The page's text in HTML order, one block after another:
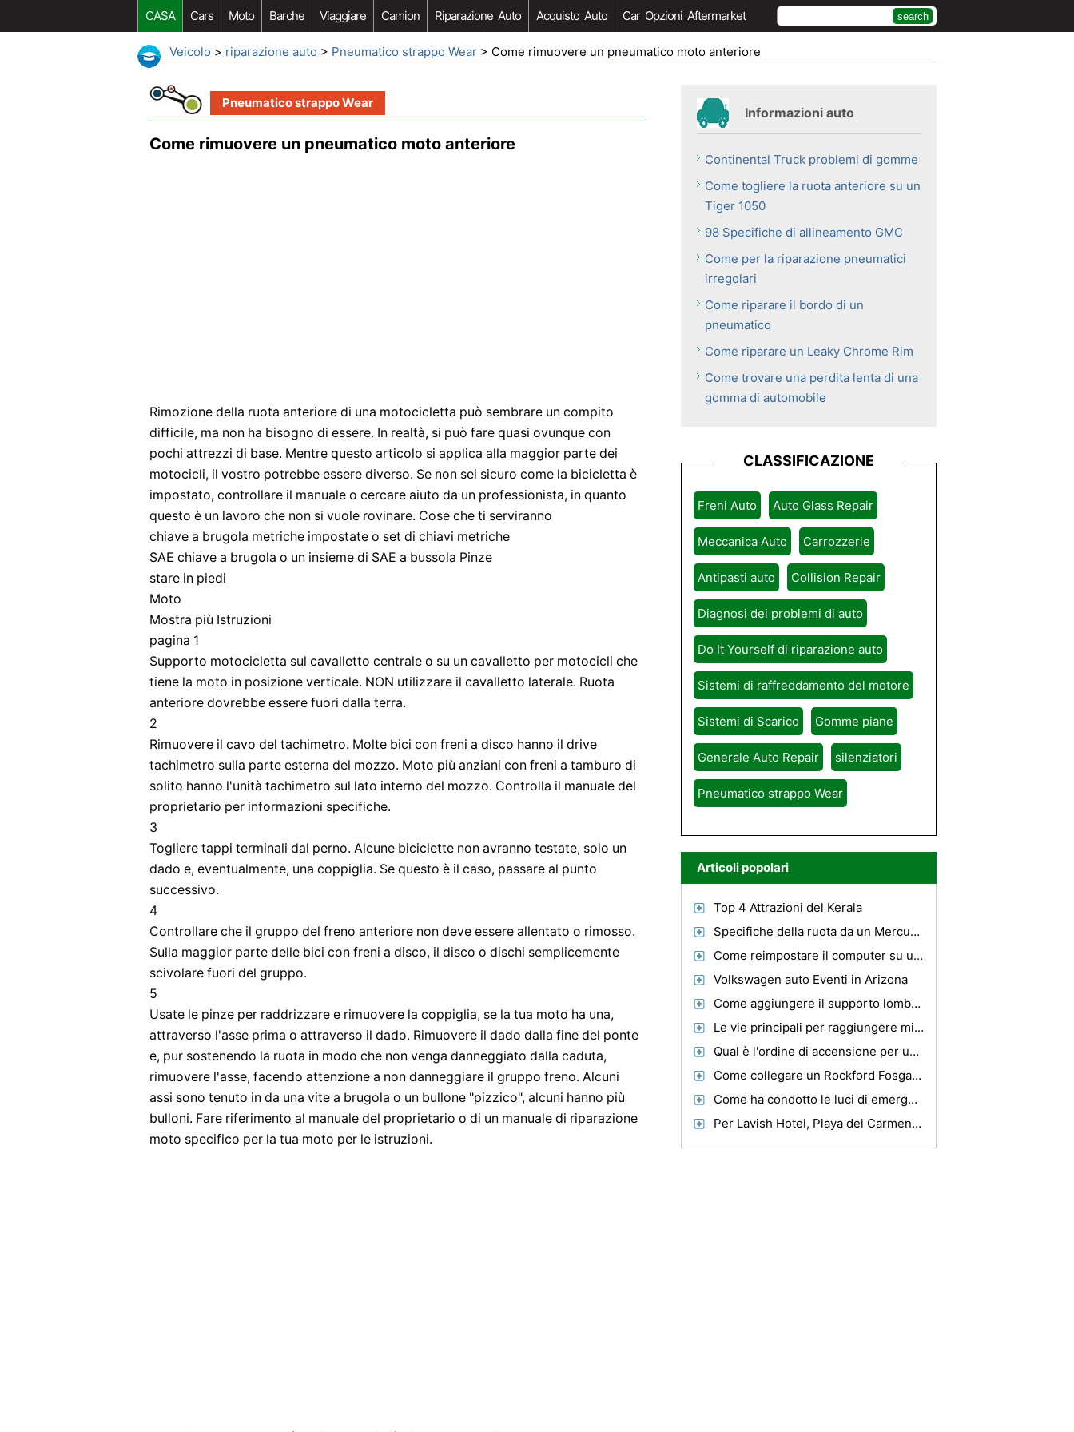
CASA Cars Moto Barche Viaggiare Camion Riparazione Auto Acquisto Auto Car Opzioni Aftermarket
Veicolo > riparazione auto > Pneumatico strappo Wear > Come rimuovere un pneumatico moto anteriore
Pneumatico strappo Wear
Come rimuovere un pneumatico moto anteriore
Rimozione della ruota anteriore di una motocicletta può sembrare un compito
difficile, ma non ha bisogno di essere. In realtà, si può fare quasi ovunque con
pochi attrezzi di base. Mentre questo articolo si applica alla maggior parte dei
motocicli, il vostro potrebbe essere diverso. Se non sei sicuro come la bicicletta è
impostato, controllare il manuale o cercare aiuto da un professionista, in quanto
questo è un lavoro che non si vuole rovinare. Cose che ti serviranno
chiave a brugola metriche impostate o set di chiavi metriche
SAE chiave a brugola o un insieme di SAE a bussola Pinze
stare in piedi
Moto
Mostra più Istruzioni
pagina 1
Supporto motocicletta sul cavalletto centrale o su un cavalletto per motocicli che
tiene la moto in posizione verticale. NON utilizzare il cavalletto laterale. Ruota
anteriore dovrebbe essere fuori dalla terra.
2
Rimuovere il cavo del tachimetro. Molte bici con freni a disco hanno il drive
tachimetro sulla parte esterna del mozzo. Moto più anziani con freni a tamburo di
solito hanno l'unità tachimetro sul lato interno del mozzo. Controlla il manuale del
proprietario per informazioni specifiche.
3
Togliere tappi terminali dal perno. Alcune biciclette non avranno testate, solo un
dado e, eventualmente, una coppiglia. Se questo è il caso, passare al punto
successivo.
4
Controllare che il gruppo del freno anteriore non deve essere allentato o rimosso.
Sulla maggior parte delle bici con freni a disco, il disco o dischi semplicemente
scivolare fuori del gruppo.
5
Usate le pinze per raddrizzare e rimuovere la coppiglia, se la tua moto ha una,
attraverso l'asse prima o attraverso il dado. Rimuovere il dado dalla fine del ponte
e, pur sostenendo la ruota in modo che non venga danneggiato dalla caduta,
rimuovere l'asse, facendo attenzione a non danneggiare il gruppo freno. Alcuni
assi sono tenuto in da una vite a brugola o un bullone "pizzico", alcuni hanno più
bulloni. Fare riferimento al manuale del proprietario o di un manuale di riparazione
moto specifico per la tua moto per le istruzioni.
Informazioni auto
Continental Truck problemi di gomme
Come togliere la ruota anteriore su un
Tiger 1050
98 Specifiche di allineamento GMC
Come per la riparazione pneumatici
irregolari
Come riparare il bordo di un
pneumatico
Come riparare un Leaky Chrome Rim
Come trovare una perdita lenta di una
gomma di automobile
CLASSIFICAZIONE
Freni Auto Auto Glass Repair
Meccanica Auto Carrozzerie
Antipasti auto Collision Repair
Diagnosi dei problemi di auto
Do It Yourself di riparazione auto
Sistemi di raffreddamento del motore
Sistemi di Scarico Gomme piane
Generale Auto Repair silenziatori
Pneumatico strappo Wear
Articoli popolari
Top 4 Attrazioni del Kerala
Specifiche della ruota da un Mercury Marauder
Come reimpostare il computer su una GTO 2006 Quando si cambia l'olio
Volkswagen auto Eventi in Arizona
Come aggiungere il supporto lombare per sedili auto Mercedes
Le vie principali per raggiungere migliori Fuel Economy con il vostro veicolo
Qual è l'ordine di accensione per un 1993 Saturn Sl2 ?
Come collegare un Rockford Fosgate Punch 2x100 Amp
Come ha condotto le luci di emergenza venire in tuo aiuto in situazioni di emergenza del veicolo
Per Lavish Hotel, Playa del Carmen è la pena di esaminare